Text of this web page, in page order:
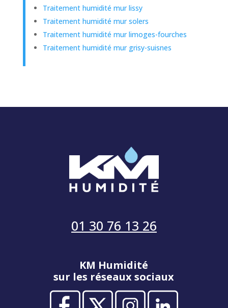
Traitement humidité mur lissy
Traitement humidité mur solers
Traitement humidité mur limoges-fourches
Traitement humidité mur grisy-suisnes
01 30 76 13 26
KM Humidité
sur les réseaux sociaux